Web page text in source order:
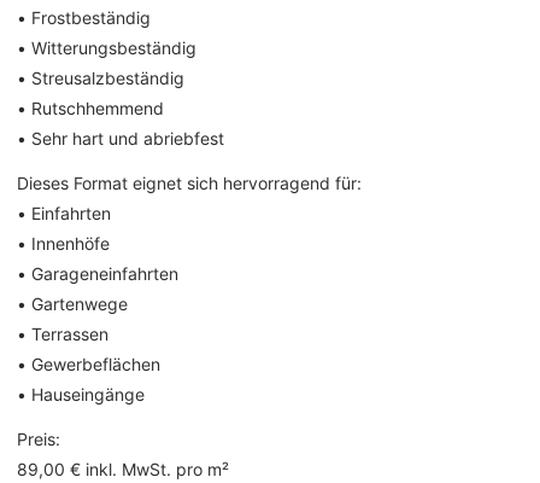
• Frostbeständig
• Witterungsbeständig
• Streusalzbeständig
• Rutschhemmend
• Sehr hart und abriebfest
Dieses Format eignet sich hervorragend für:
• Einfahrten
• Innenhöfe
• Garageneinfahrten
• Gartenwege
• Terrassen
• Gewerbeflächen
• Hauseingänge
Preis:
89,00 € inkl. MwSt. pro m²